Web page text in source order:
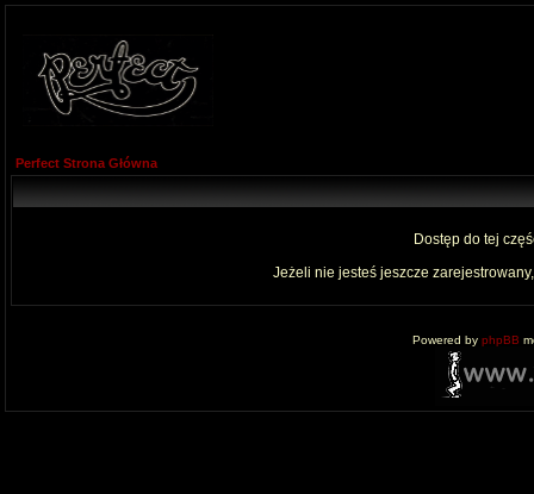
Perfect Strona Główna
Dostęp do tej
Jeżeli nie jesteś jeszcze
Powered by phpBB